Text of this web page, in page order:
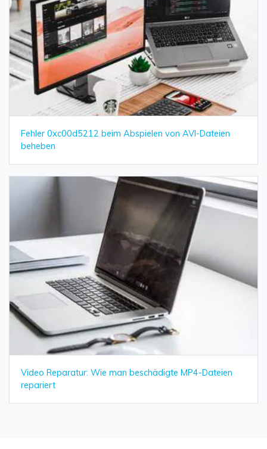
Fehler 0xc00d5212 beim Abspielen von AVI-Dateien
beheben
Video Reparatur: Wie man beschädigte MP4-Dateien
repariert